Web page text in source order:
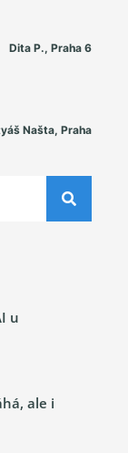
Dita P., Praha 6
Našta, Praha
u
ale i